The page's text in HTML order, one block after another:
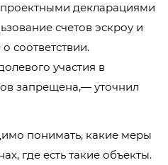
декларациями
счетов эскроу и
соответствии.
участия в
запрещена,— уточнил
понимать, какие меры
где есть такие объекты.